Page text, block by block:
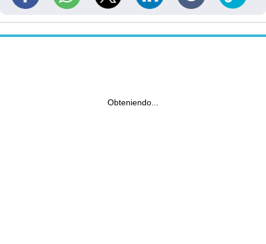
Obteniendo...